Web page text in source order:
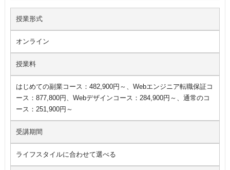
授業形式
オンライン
授業料
はじめての副業コース：482,900円～、Webエンジニア転職保証コ
ース：877,800円、Webデザインコース：284,900円～、通常のコ
ース：251,900円～
受講期間
ライフスタイルに合わせて選べる